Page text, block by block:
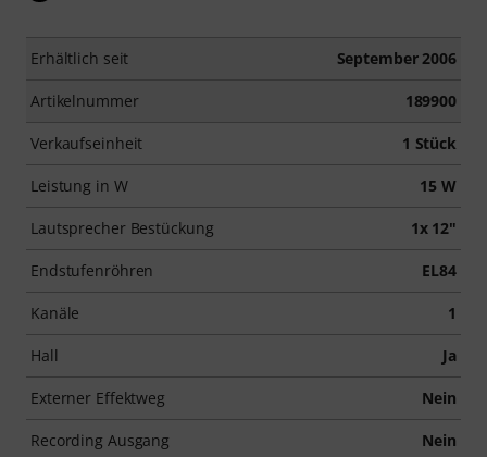
Erhältlich seit September 2006
Artikelnummer 189900
Verkaufseinheit 1 Stück
Leistung in W 15 W
Lautsprecher Bestückung 1x 12"
Endstufenröhren EL84
Kanäle 1
Hall Ja
Externer Effektweg Nein
Recording Ausgang Nein